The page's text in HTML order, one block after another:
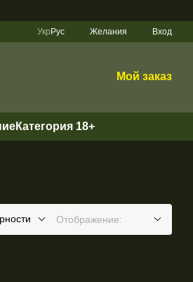
Укр Рус Желания Вход
Мой заказ
Категория 18+
Отображение: